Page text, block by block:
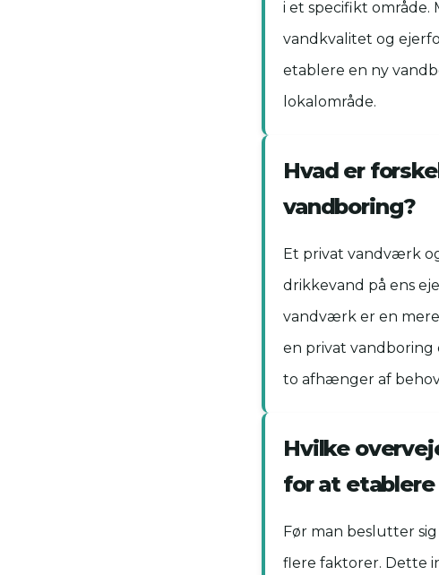
i et specifikt område.
vandkvalitet og
etablere en ny
lokalområde.
Hvad er
vandboring?
Et privat vandværk
drikkevand på ens
vandværk er en
en privat vandboring
to afhænger af
Hvilke
for at etablere
Før man beslutter
flere faktorer. Dette